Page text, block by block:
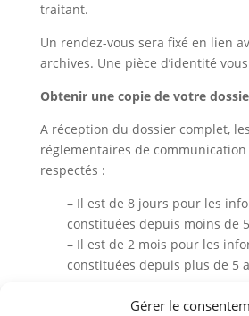
Gérer le
traitant.
Un rendez-vous sera fixé en lien
archives. Une pièce d’identité
Obtenir une copie de votre
A réception du dossier complet,
réglementaires de
respectés :
– Il est de 8 jours pour les
constituées depuis moins de
– Il est de 2 mois pour les
constituées depuis plus de 5
La copie de votre dossier médical